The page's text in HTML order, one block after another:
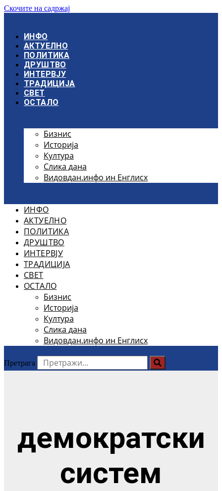
Скочите на садржај
ИНФО
АКТУЕЛНО
ПОЛИТИКА
ДРУШТВО
ИНТЕРВЈУ
ТРАДИЦИЈА
СВЕТ
ОСТАЛО
Бизнис
Историја
Култура
Слика дана
Видовдан.инфо ин Енглисх
ИНФО
АКТУЕЛНО
ПОЛИТИКА
ДРУШТВО
ИНТЕРВЈУ
ТРАДИЦИЈА
СВЕТ
ОСТАЛО
Бизнис
Историја
Култура
Слика дана
Видовдан.инфо ин Енглисх
Претрага
демократски
систем